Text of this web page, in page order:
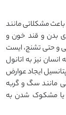
مشکلاتی مانند
بدن و قند خون و
و حتی تشنج، ایست
نیز به اتانول
ایجاد عوارض
مانند سگ و گربه
یا مشکوک شدن به